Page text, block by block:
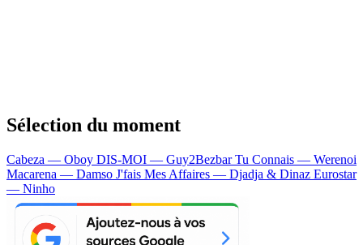
Sélection du moment
Cabeza — Oboy DIS-MOI — Guy2BezbarTu Connais — Werenoi
Macarena — Damso J'fais Mes Affaires — Djadja & Dinaz Eurostar
— Ninho